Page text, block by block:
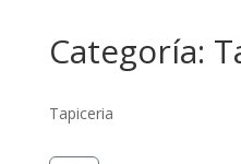
Categoría:
Tapiceria